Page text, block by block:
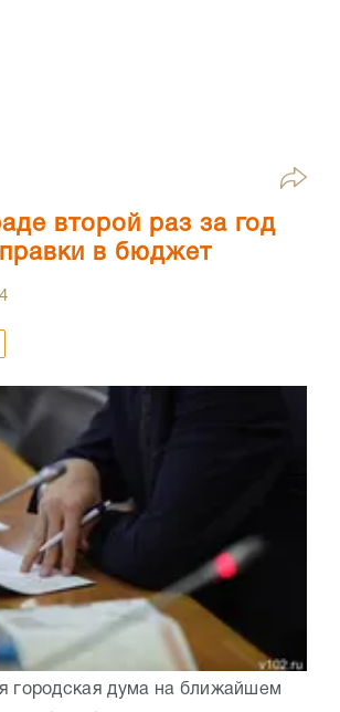
второй раз за год
в бюджет
городская дума на ближайшем